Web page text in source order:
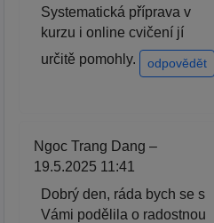
Systematická příprava v
kurzu i online cvičení jí
určitě pomohly.
odpovědět
Ngoc Trang Dang –
19.5.2025 11:41
Dobrý den, ráda bych se s
Vámi podělila o radostnou